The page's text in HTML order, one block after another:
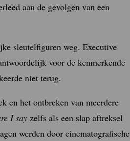
aan de gevolgen van een
sleutelfiguren weg. Executive
voor de kenmerkende
niet terug.
en het ontbreken van meerdere
I say zelfs als een slap aftreksel
werden door cinematografische